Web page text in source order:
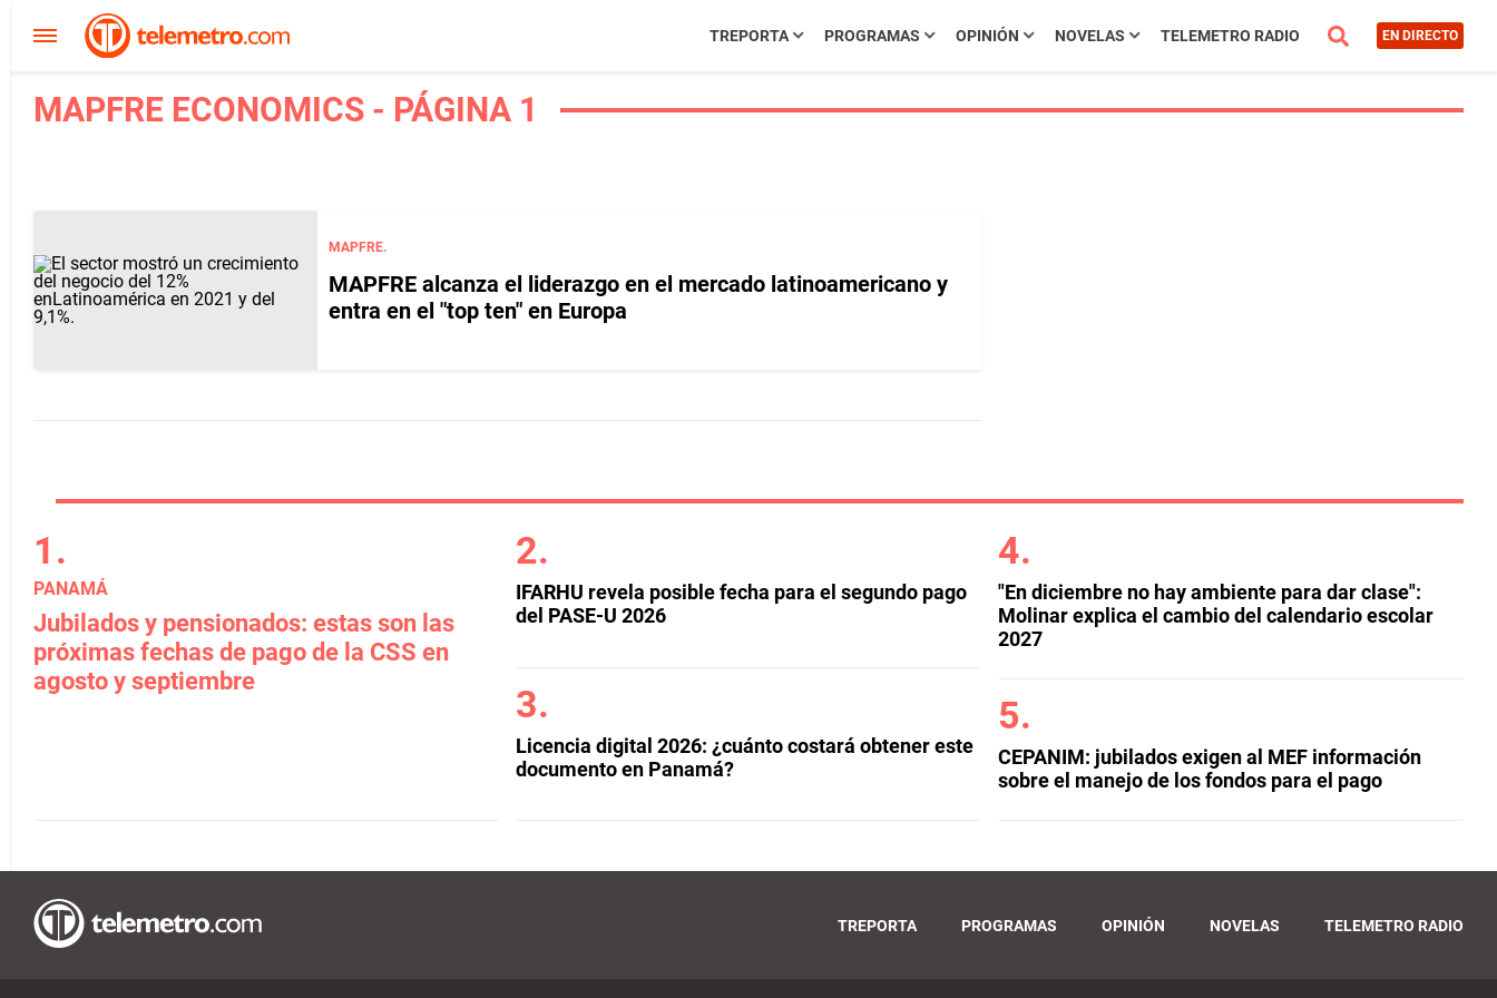
TREPORTA PROGRAMAS OPINIÓN NOVELAS TELEMETRO RADIO EN DIRECTO
MAPFRE ECONOMICS - PÁGINA 1
MAPFRE.
MAPFRE alcanza el liderazgo en el mercado latinoamericano y
entra en el "top ten" en Europa
PANAMÁ
Jubilados y pensionados: estas son las
próximas fechas de pago de la CSS en
agosto y septiembre
IFARHU revela posible fecha para el segundo pago
del PASE-U 2026
Licencia digital 2026: ¿cuánto costará obtener este
documento en Panamá?
"En diciembre no hay ambiente para dar clase":
Molinar explica el cambio del calendario escolar
2027
CEPANIM: jubilados exigen al MEF información
sobre el manejo de los fondos para el pago
TREPORTA PROGRAMAS OPINIÓN NOVELAS TELEMETRO RADIO